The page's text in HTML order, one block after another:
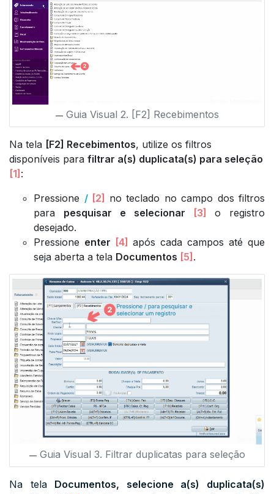
Guia Visual 2. [F2] Recebimentos
Na tela [F2] Recebimentos, utilize os filtros
disponíveis para filtrar a(s) duplicata(s) para seleção
[1] :
Pressione / [2] no teclado no campo dos filtros
para pesquisar e selecionar [3]o registro
desejado.
Pressione enter [4] após cada campos até que
seja aberta a tela Documentos [5] .
Guia Visual 3. Filtrar duplicatas para seleção
Na tela Documentos, selecione a(s) duplicata(s)